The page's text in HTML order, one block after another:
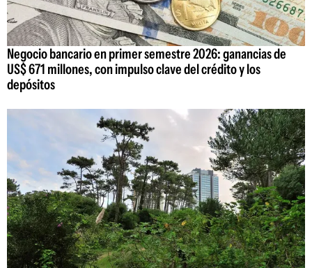
Negocio bancario en primer semestre 2026: ganancias de
US$ 671 millones, con impulso clave del crédito y los
depósitos